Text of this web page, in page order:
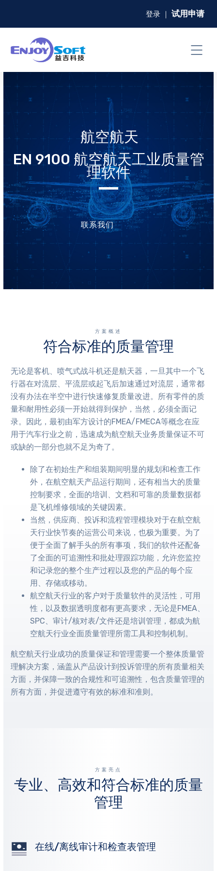
登录｜ 试用申请
航空航天
EN 9100 航空航天工业质量管
理软件
联系我们
方案概述
符合标准的质量管理
无论是客机、喷气式战斗机还是航天器，一旦其中一个飞
行器在对流层、平流层或起飞后加速通过对流层，通常都
没有办法在半空中进行快速修复质量改进。所有零件的质
量和耐用性必须一开始就得到保护，当然，必须全面记
录。因此，最初由军方设计的FMEA/FMECA等概念在应
用于汽车行业之前，迅速成为航空航天业务质量保证不可
或缺的一部分也就不足为奇了。
除了在初始生产和组装期间明显的规划和检查工作
外，在航空航天产品运行期间，还有相当大的质量
控制要求，全面的培训、文档和可靠的质量数据都
是飞机维修领域的关键因素。
当然，供应商、投诉和流程管理模块对于在航空航
天行业快节奏的运营公司来说，也极为重要。为了
便于全面了解手头的所有事项，我们的软件还配备
了全面的可追溯性和批处理跟踪功能，允许您监控
和记录您的整个生产过程以及您的产品的每个应
用、存储或移动。
航空航天行业的客户对于质量软件的灵活性，可用
性，以及数据透明度都有更高要求，无论是FMEA、
SPC、审计/核对表/文件还是培训管理，都成为航
空航天行业全面质量管理所需工具和控制机制。
航空航天行业成功的质量保证和管理需要一个整体质量管
理解决方案，涵盖从产品设计到投诉管理的所有质量相关
方面，并保障一致的合规性和可追溯性，包含质量管理的
所有方面，并促进遵守有效的标准和准则。
方案亮点
专业、高效和符合标准的质量
管理
在线/离线审计和检查表管理